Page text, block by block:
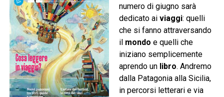
numero di giugno sarà
dedicato ai viaggi: quelli
che si fanno attraversando
il mondo e quelli che
iniziano semplicemente
aprendo un libro. Andremo
dalla Patagonia alla Sicilia,
in percorsi letterari e via